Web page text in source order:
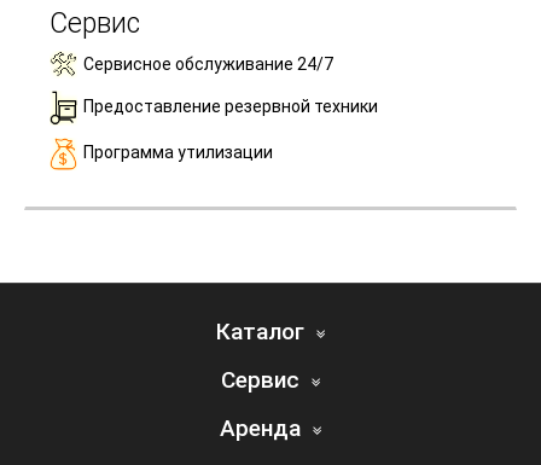
Сервис
Сервисное обслуживание 24/7
Предоставление резервной техники
Программа утилизации
Каталог
Сервис
Аренда